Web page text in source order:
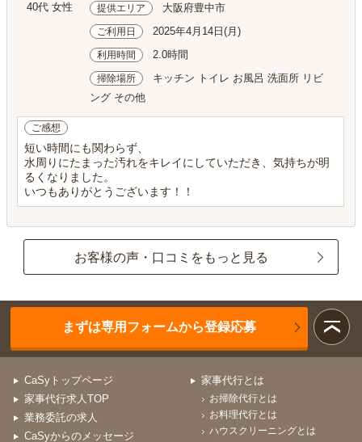
40代 女性 提供エリア 大阪府豊中市
ご利用日 2025年4月14日(月)
利用時間 2.0時間
掃除場所
キッチン トイレ お風呂 洗面所 リビ
ング その他
ご感想
短い時間にも関わらず、
水周りにたまった汚れをキレイにしていただき、気持ちが明
るくなりました。
いつもありがとうございます！！
お客様の声・口コミをもっと見る
まずは専用フォームから登録応募
CaSyトップページ
家事代行求人TOP
業務委託の求人
CaSyからのメッセージ
家事代行とは
お掃除代行とは
お料理代行とは
ハウスクリーニングとは